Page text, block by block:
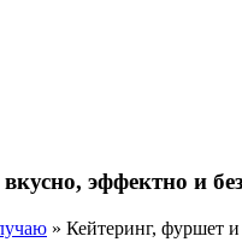
эффектно и
» Кейтеринг, фуршет